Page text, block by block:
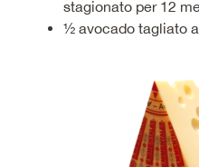
stagionato per 12
½ avocado tagliato